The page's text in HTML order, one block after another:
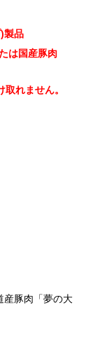
製品
は国産豚肉
れません。
産豚肉「夢の大